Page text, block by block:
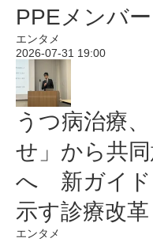
PPEメンバー
エンタメ
2026-07-31 19:00
うつ病治療
せ」から共
へ 新ガイド
示す診療改革
エンタメ